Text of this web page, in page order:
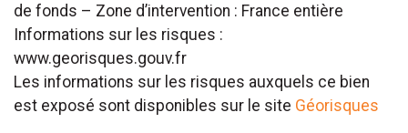
de fonds – Zone d’intervention : France entière
Informations sur les risques :
www.georisques.gouv.fr
Les informations sur les risques auxquels ce bien
est exposé sont disponibles sur le site Géorisques